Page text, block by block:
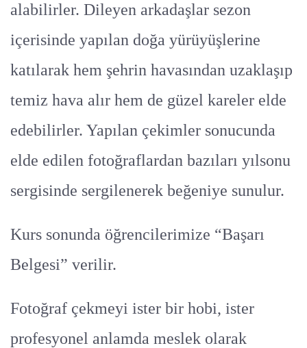
alabilirler. Dileyen arkadaşlar sezon
içerisinde yapılan doğa yürüyüşlerine
katılarak hem şehrin havasından uzaklaşıp
temiz hava alır hem de güzel kareler elde
edebilirler. Yapılan çekimler sonucunda
elde edilen fotoğraflardan bazıları yılsonu
sergisinde sergilenerek beğeniye sunulur.
Kurs sonunda öğrencilerimize “Başarı
Belgesi” verilir.
Fotoğraf çekmeyi ister bir hobi, ister
profesyonel anlamda meslek olarak